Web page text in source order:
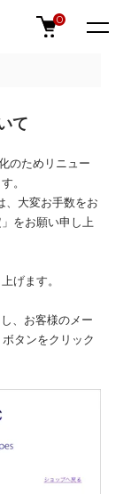
0
て
のためリニュー
。
、大変お手数をお
をお願い申し上
げます。
、お客様のメー
タンをクリック